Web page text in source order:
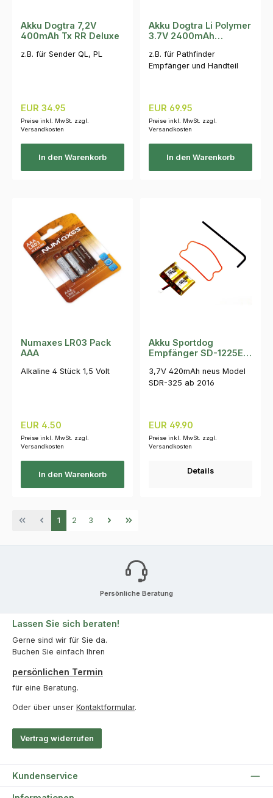
Akku Dogtra 7,2V
400mAh Tx RR Deluxe
z.B. für Sender QL, PL
Regulärer Preis:
EUR 34.95
Preise inkl. MwSt. zzgl.
Versandkosten
In den Warenkorb
Akku Dogtra Li Polymer
3.7V 2400mAh
z.B. für Pathfinder
Empfänger und Handteil
Regulärer Preis:
EUR 69.95
Preise inkl. MwSt. zzgl.
Versandkosten
In den Warenkorb
Numaxes LR03 Pack
AAA
Alkaline 4 Stück 1,5 Volt
Regulärer Preis:
EUR 4.50
Preise inkl. MwSt. zzgl.
Versandkosten
In den Warenkorb
Akku Sportdog
Empfänger SD-1225E/
3,7V 420mAh neus Model
SDR-325 ab 2016
Regulärer Preis:
EUR 49.90
Preise inkl. MwSt. zzgl.
Versandkosten
Details
Seite
1 Seite
2 Seite
3
Persönliche Beratung
Lassen Sie sich beraten!
Gerne sind wir für Sie da.
Buchen Sie einfach Ihren
persönlichen Termin
für eine Beratung.
Oder über unser Kontaktformular.
Vertrag widerrufen
Kundenservice